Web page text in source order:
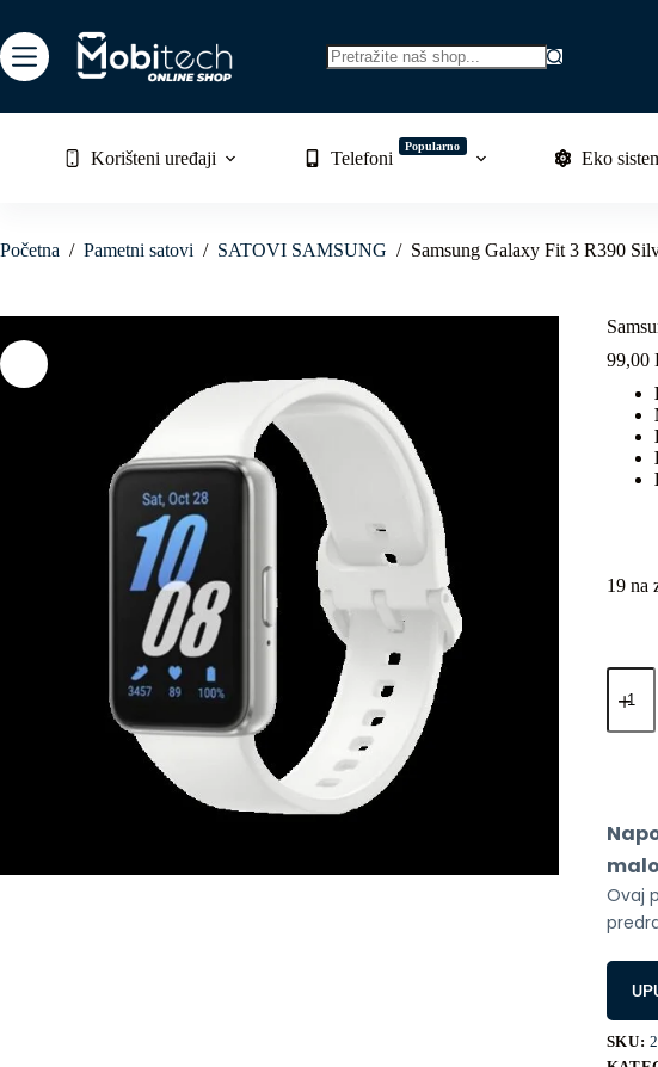
to
content
Korišteni uređaji Telefoni
Popularno
Eko
Početna / Pametni satovi / SATOVI SAMSUNG / Samsung Galaxy Fit 3 R390
99,00
19 na
Galaxy
3
Ovaj
SKU: